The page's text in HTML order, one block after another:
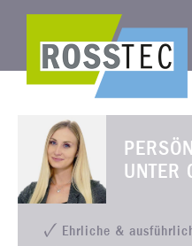
UNTER
Ehrliche &